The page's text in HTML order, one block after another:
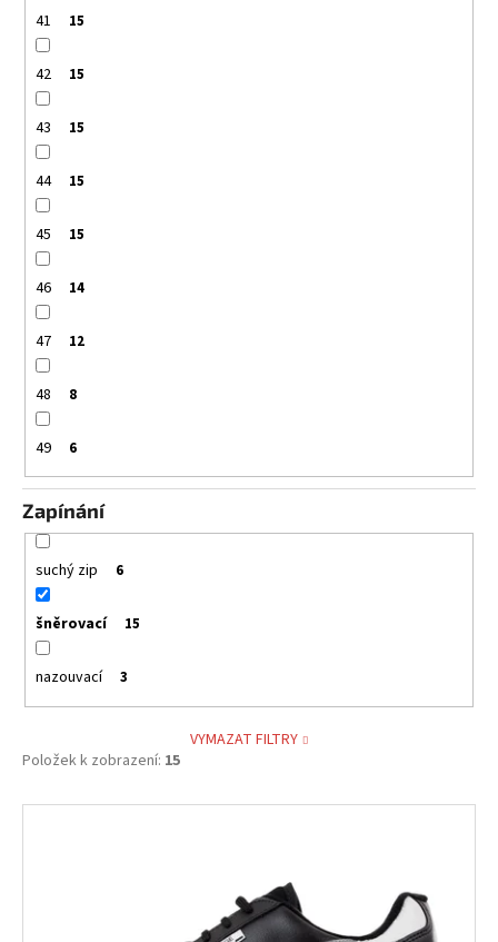
41 15
42 15
43 15
44 15
45 15
46 14
47 12
48 8
49 6
Zapínání
suchý zip 6
šněrovací 15
nazouvací 3
VYMAZAT FILTRY
Položek k zobrazení: 15